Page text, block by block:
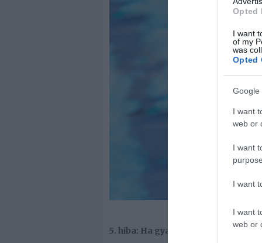
Opted
I want
of my
was
Opted
Google
I want
web or
I want
I want
I want
web or
5. hiba: Ha gyakran kened be